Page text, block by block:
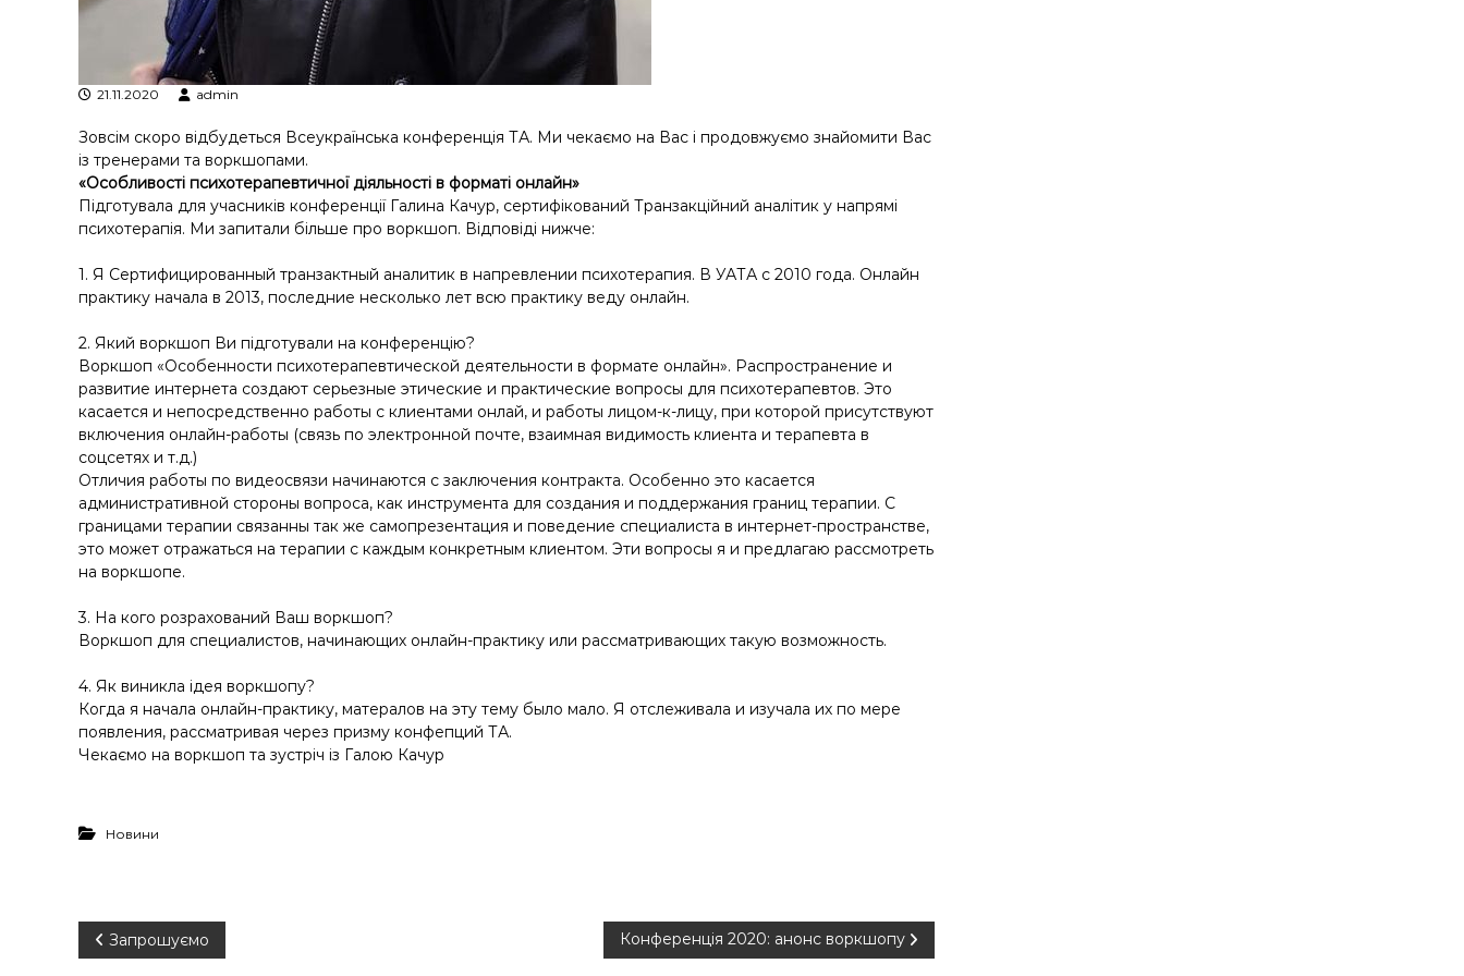
21.11.2020 admin
Зовсім скоро відбудеться Всеукраїнська конференція ТА. Ми чекаємо на Вас і продовжуємо знайомити Вас
із тренерами та воркшопами.
«Особливості психотерапевтичної діяльності в форматі онлайн»
Підготувала для учасників конференції Галина Качур, сертифікований Транзакційний аналітик у напрямі
психотерапія. Ми запитали більше про воркшоп. Відповіді нижче:
1. Я Сертифицированный транзактный аналитик в напревлении психотерапия. В УАТА с 2010 года. Онлайн
практику начала в 2013, последние несколько лет всю практику веду онлайн.
2. Який воркшоп Ви підготували на конференцію?
Воркшоп «Особенности психотерапевтической деятельности в формате онлайн». Распространение и
развитие интернета создают серьезные этические и практические вопросы для психотерапевтов. Это
касается и непосредственно работы с клиентами онлай, и работы лицом-к-лицу, при которой присутствуют
включения онлайн-работы (связь по электронной почте, взаимная видимость клиента и терапевта в
соцсетях и т.д.)
Отличия работы по видеосвязи начинаются с заключения контракта. Особенно это касается
административной стороны вопроса, как инструмента для создания и поддержания границ терапии. С
границами терапии связанны так же самопрезентация и поведение специалиста в интернет-пространстве,
это может отражаться на терапии с каждым конкретным клиентом. Эти вопросы я и предлагаю рассмотреть
на воркшопе.
3. На кого розрахований Ваш воркшоп?
Воркшоп для специалистов, начинающих онлайн-практику или рассматривающих такую возможность.
4. Як виникла ідея воркшопу?
Когда я начала онлайн-практику, матералов на эту тему было мало. Я отслеживала и изучала их по мере
появления, рассматривая через призму конфепций ТА.
Чекаємо на воркшоп та зустріч із Галою Качур
Новини
Н Запрошуємо Конференція 2020: анонс воркшопу